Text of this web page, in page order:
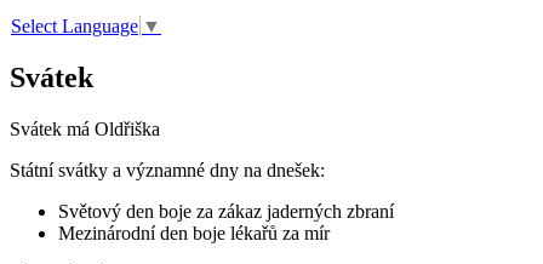
Select Language ▼
Svátek
Svátek má Oldřiška
Státní svátky a významné dny na dnešek:
Světový den boje za zákaz jaderných zbraní
Mezinárodní den boje lékařů za mír